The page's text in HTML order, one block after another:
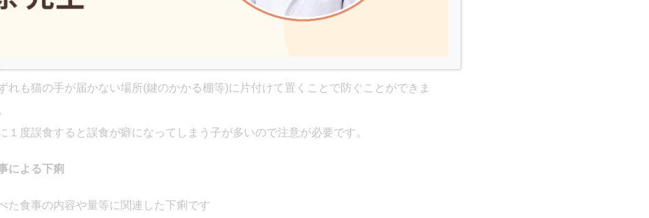
の誤飲・誤食が原因の下痢
れも猫の手が届かない場所(鍵のかかる棚等)に片付けて置くことで防ぐことができま
１度誤食すると誤食が癖になってしまう子が多いので注意が必要です。
による下痢
た食事の内容や量等に関連した下痢です